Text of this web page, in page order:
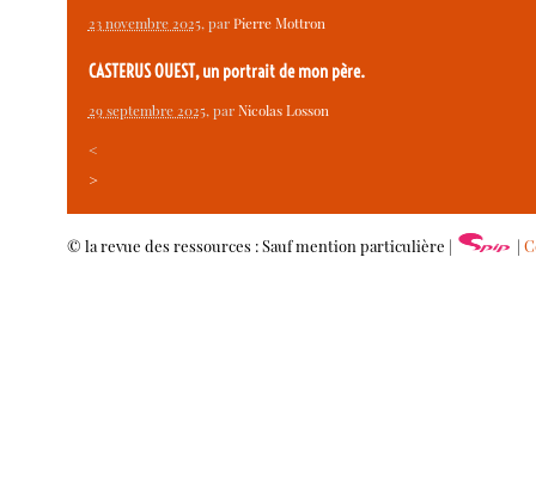
23 novembre 2025, parPierre Mottron
CASTERUS OUEST, un portrait de mon père.
29 septembre 2025, parNicolas Losson
<
>
© la revue des ressources : Sauf mention particulière | |